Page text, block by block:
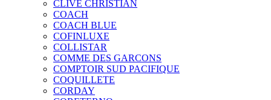
CLIVE CHRISTIAN
COACH
COACH BLUE
COFINLUXE
COLLISTAR
COMME DES GARCONS
COMPTOIR SUD PACIFIQUE
COQUILLETE
CORDAY